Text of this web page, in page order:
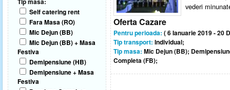
Self catering rent
Fara Masa (RO)
Mic Dejun (BB)
Mic Dejun (BB) + Masa
Festiva
Demipensiune (HB)
Demipensiune + Masa
Festiva
vederi
Oferta Cazare
Pentru perioada: ( 6 Ianuarie 2019 - 20
Tip transport: Individual;
Tip masa: Mic Dejun (BB);
Completa (FB);